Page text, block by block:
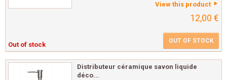
View this product
12,00 €
Out of stock OUT OF STOCK
Distributeur céramique savon liquide
déco...